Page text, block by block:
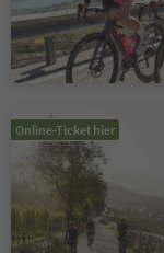
Online-Ticket hier